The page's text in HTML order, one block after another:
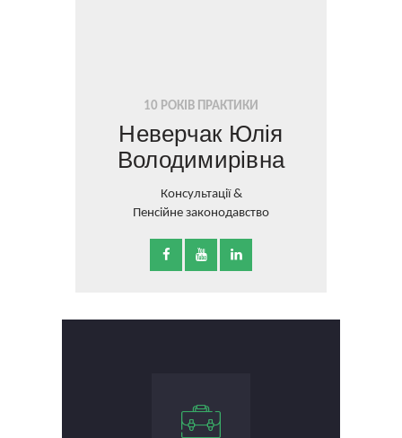
10 РОКІВ ПРАКТИКИ
Неверчак Юлія
Володимирівна
Консультації &
Пенсійне законодавство